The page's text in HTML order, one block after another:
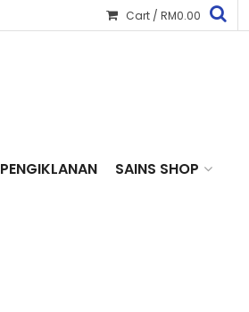
Cart / RM0.00
PENGIKLANAN SAINS SHOP